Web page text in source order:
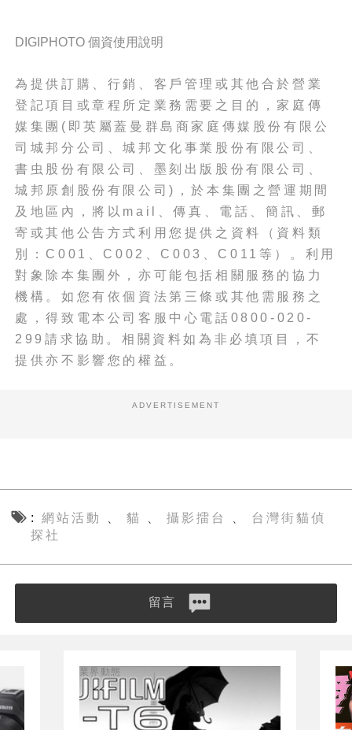
DIGIPHOTO 個資使用說明
為提供訂購、行銷、客戶管理或其他合於營業
登記項目或章程所定業務需要之目的，家庭傳
媒集團(即英屬蓋曼群島商家庭傳媒股份有限公
司城邦分公司、城邦文化事業股份有限公司、
書虫股份有限公司、墨刻出版股份有限公司、
城邦原創股份有限公司)，於本集團之營運期間
及地區內，將以mail、傳真、電話、簡訊、郵
寄或其他公告方式利用您提供之資料（資料類
別：C001、C002、C003、C011等）。利用
對象除本集團外，亦可能包括相關服務的協力
機構。如您有依個資法第三條或其他需服務之
處，得致電本公司客服中心電話0800-020-
299請求協助。相關資料如為非必填項目，不
提供亦不影響您的權益。
ADVERTISEMENT
網站活動 貓 攝影擂台
台灣街貓偵
探社
留言
業界動態